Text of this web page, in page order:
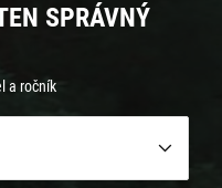
SPRÁVNÝ
a ročník